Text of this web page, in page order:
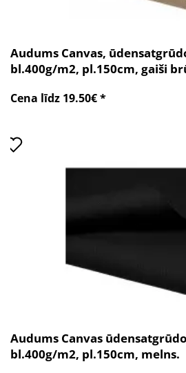
Audums Canvas,
bl.400g/m2, pl.150cm, gaiši
Cena līdz 19.50€ *
Audums Canvas
bl.400g/m2, pl.150cm, melns.